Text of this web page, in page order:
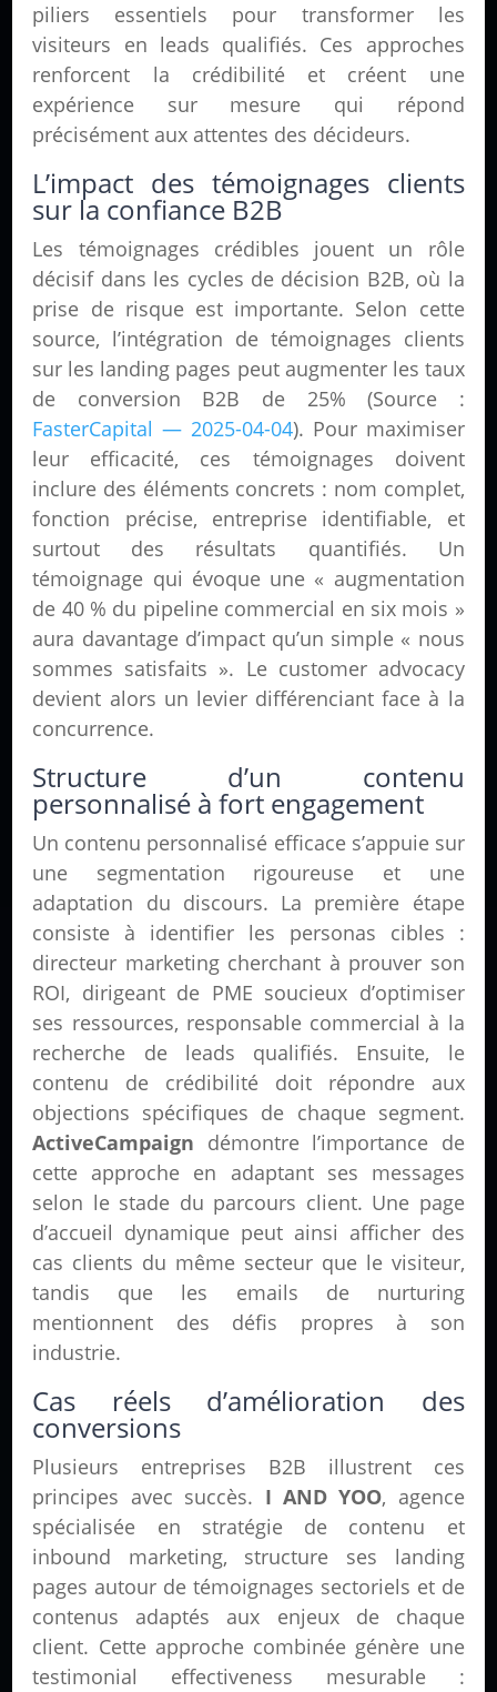
piliers essentiels pour transformer les
visiteurs en leads qualifiés. Ces approches
renforcent la crédibilité et créent une
expérience sur mesure qui répond
précisément aux attentes des décideurs.
L’impact des témoignages clients
sur la confiance B2B
Les témoignages crédibles jouent un rôle
décisif dans les cycles de décision B2B, où la
prise de risque est importante. Selon cette
source, l’intégration de témoignages clients
sur les landing pages peut augmenter les taux
de conversion B2B de 25% (Source :
FasterCapital — 2025-04-04). Pour maximiser
leur efficacité, ces témoignages doivent
inclure des éléments concrets : nom complet,
fonction précise, entreprise identifiable, et
surtout des résultats quantifiés. Un
témoignage qui évoque une « augmentation
de 40 % du pipeline commercial en six mois »
aura davantage d’impact qu’un simple « nous
sommes satisfaits ». Le customer advocacy
devient alors un levier différenciant face à la
concurrence.
Structure d’un contenu
personnalisé à fort engagement
Un contenu personnalisé efficace s’appuie sur
une segmentation rigoureuse et une
adaptation du discours. La première étape
consiste à identifier les personas cibles :
directeur marketing cherchant à prouver son
ROI, dirigeant de PME soucieux d’optimiser
ses ressources, responsable commercial à la
recherche de leads qualifiés. Ensuite, le
contenu de crédibilité doit répondre aux
objections spécifiques de chaque segment.
ActiveCampaign démontre l’importance de
cette approche en adaptant ses messages
selon le stade du parcours client. Une page
d’accueil dynamique peut ainsi afficher des
cas clients du même secteur que le visiteur,
tandis que les emails de nurturing
mentionnent des défis propres à son
industrie.
Cas réels d’amélioration des
conversions
Plusieurs entreprises B2B illustrent ces
principes avec succès. I AND YOO, agence
spécialisée en stratégie de contenu et
inbound marketing, structure ses landing
pages autour de témoignages sectoriels et de
contenus adaptés aux enjeux de chaque
client. Cette approche combinée génère une
testimonial effectiveness mesurable :